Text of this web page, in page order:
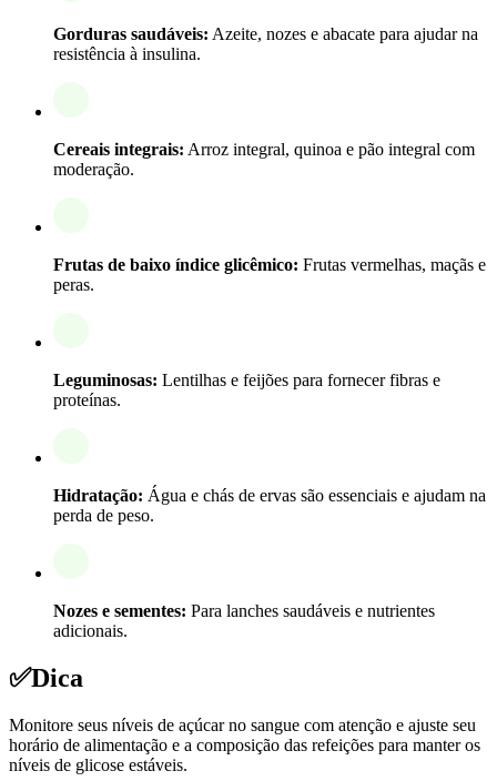
Gorduras saudáveis: Azeite, nozes e abacate para ajudar na
resistência à insulina.
Cereais integrais: Arroz integral, quinoa e pão integral com
moderação.
Frutas de baixo índice glicêmico: Frutas vermelhas, maçãs e
peras.
Leguminosas: Lentilhas e feijões para fornecer fibras e
proteínas.
Hidratação: Água e chás de ervas são essenciais e ajudam na
perda de peso.
Nozes e sementes: Para lanches saudáveis e nutrientes
adicionais.
✅Dica
Monitore seus níveis de açúcar no sangue com atenção e ajuste seu
horário de alimentação e a composição das refeições para manter os
níveis de glicose estáveis.